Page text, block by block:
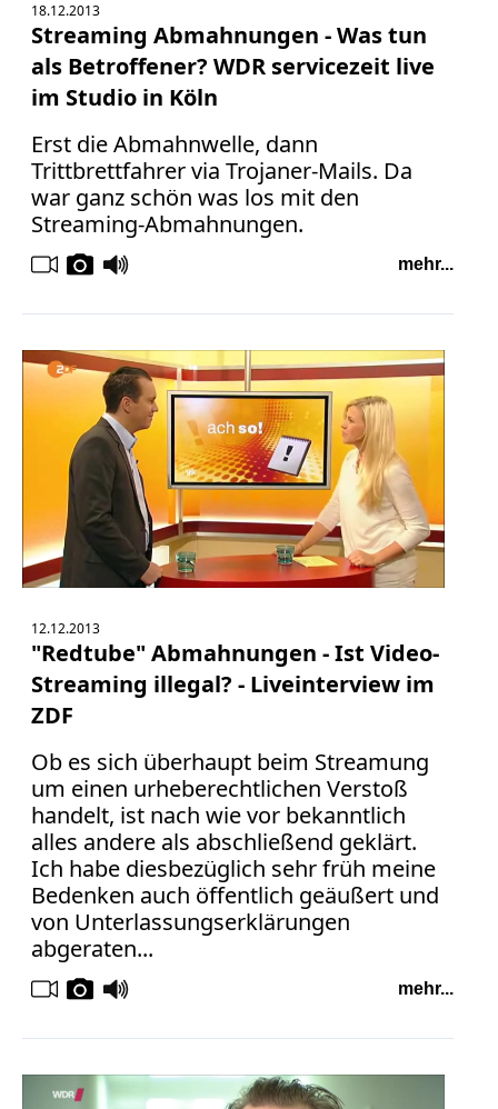
18.12.2013
Streaming Abmahnungen - Was tun
als Betroffener? WDR servicezeit live
im Studio in Köln
Erst die Abmahnwelle, dann
Trittbrettfahrer via Trojaner-Mails. Da
war ganz schön was los mit den
Streaming-Abmahnungen.
mehr...
12.12.2013
"Redtube" Abmahnungen - Ist Video-
Streaming illegal? - Liveinterview im
ZDF
Ob es sich überhaupt beim Streamung
um einen urheberechtlichen Verstoß
handelt, ist nach wie vor bekanntlich
alles andere als abschließend geklärt.
Ich habe diesbezüglich sehr früh meine
Bedenken auch öffentlich geäußert und
von Unterlassungserklärungen
abgeraten...
mehr...